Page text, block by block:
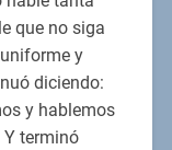
que no siga
y
diciendo:
y hablemos
terminó